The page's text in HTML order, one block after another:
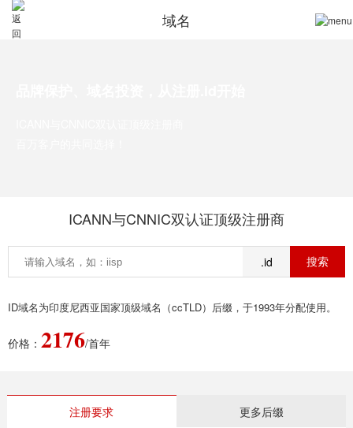
域名
ICANN与CNNIC双认证顶级注册商
.id
ID域名为印度尼西亚国家顶级域名（ccTLD）后缀，于1993年分配使用。
价格： 2176/首年
注册要求 更多后缀